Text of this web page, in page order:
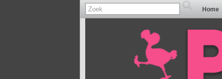
Home